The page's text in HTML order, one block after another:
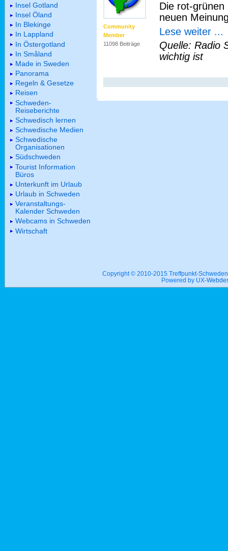
Community
Member
11098 Beiträge
Die rot-grünen
neuen
Lese weiter ...
Quelle: Radio
wichtig ist
Insel Gotland
Insel Öland
In Blekinge
In Lappland
In Östergotland
In Småland
Made in Sweden
Panorama
Regeln & Gesetze
Reisen
Schweden-
Reiseberichte
Schwedisch lernen
Schwedische Medien
Schwedische
Organisationen
Südschweden
Tourist Information
Büros
Unterkunft im Urlaub
Urlaub in Schweden
Veranstaltungs-
Kalender Schweden
Webcams in Schweden
Wirtschaft
Copyright © 2010-2015 Treffpunkt-
Powered by UX-